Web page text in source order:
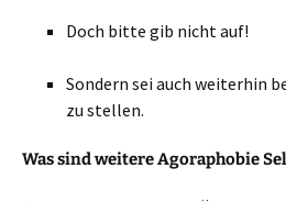
Doch bitte gib nicht auf!
Sondern sei auch weiterhin
zu stellen.
Was sind weitere Agoraphobie